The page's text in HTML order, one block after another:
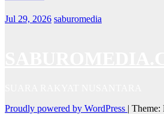
Jul 29, 2026 saburomedia
Proudly powered by WordPress | Theme: